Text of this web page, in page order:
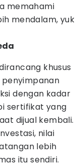
memahami
mendalam, yuk
khusus
dengan kadar
sertifikat yang
dijual kembali.
nilai
lebih
itu sendiri.